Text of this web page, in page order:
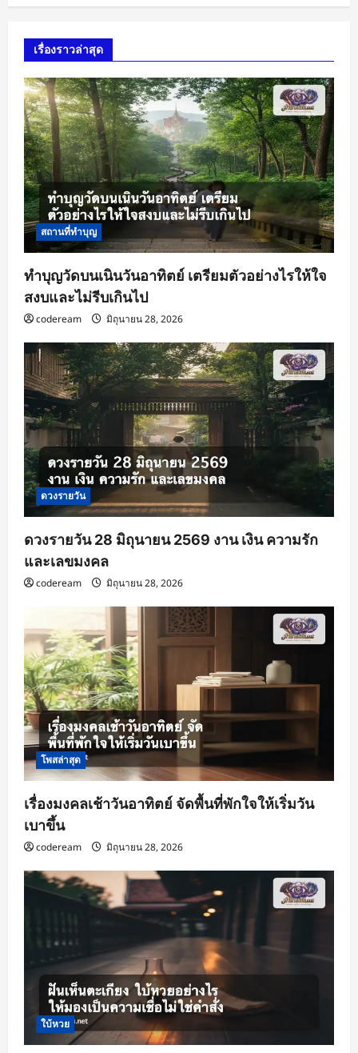
เรื่องราวล่าสุด
สถานที่ทำบุญ
ทำบุญวัดบนเนินวันอาทิตย์ เตรียมตัวอย่างไรให้ใจ
สงบและไม่รีบเกินไป
codeream มิถุนายน 28, 2026
ดวงรายวัน
ดวงรายวัน 28 มิถุนายน 2569 งาน เงิน ความรัก
และเลขมงคล
codeream มิถุนายน 28, 2026
โพสล่าสุด
เรื่องมงคลเช้าวันอาทิตย์ จัดพื้นที่พักใจให้เริ่มวัน
เบาขึ้น
codeream มิถุนายน 28, 2026
ใบ้หวย